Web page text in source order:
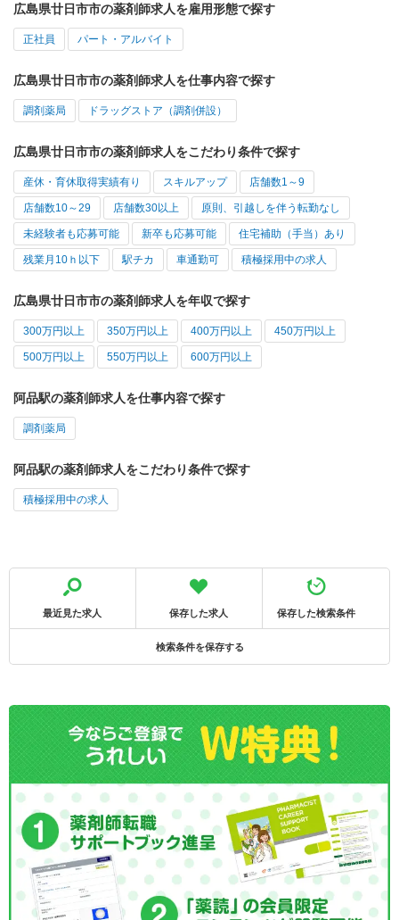
広島県廿日市市の薬剤師求人を雇用形態で探す
正社員 パート・アルバイト
広島県廿日市市の薬剤師求人を仕事内容で探す
調剤薬局 ドラッグストア（調剤併設）
広島県廿日市市の薬剤師求人をこだわり条件で探す
産休・育休取得実績有り スキルアップ 店舗数1～9
店舗数10～29 店舗数30以上 原則、引越しを伴う転勤なし
未経験者も応募可能 新卒も応募可能 住宅補助（手当）あり
残業月10ｈ以下 駅チカ 車通勤可 積極採用中の求人
広島県廿日市市の薬剤師求人を年収で探す
300万円以上 350万円以上 400万円以上 450万円以上
500万円以上 550万円以上 600万円以上
阿品駅の薬剤師求人を仕事内容で探す
調剤薬局
阿品駅の薬剤師求人をこだわり条件で探す
積極採用中の求人
最近見た求人 保存した求人 保存した検索条件
検索条件を保存する